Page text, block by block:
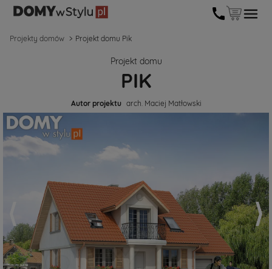
Projekty domów Projekt domu Pik
Projekt domu
PIK
Autor projektu arch. Maciej Matłowski